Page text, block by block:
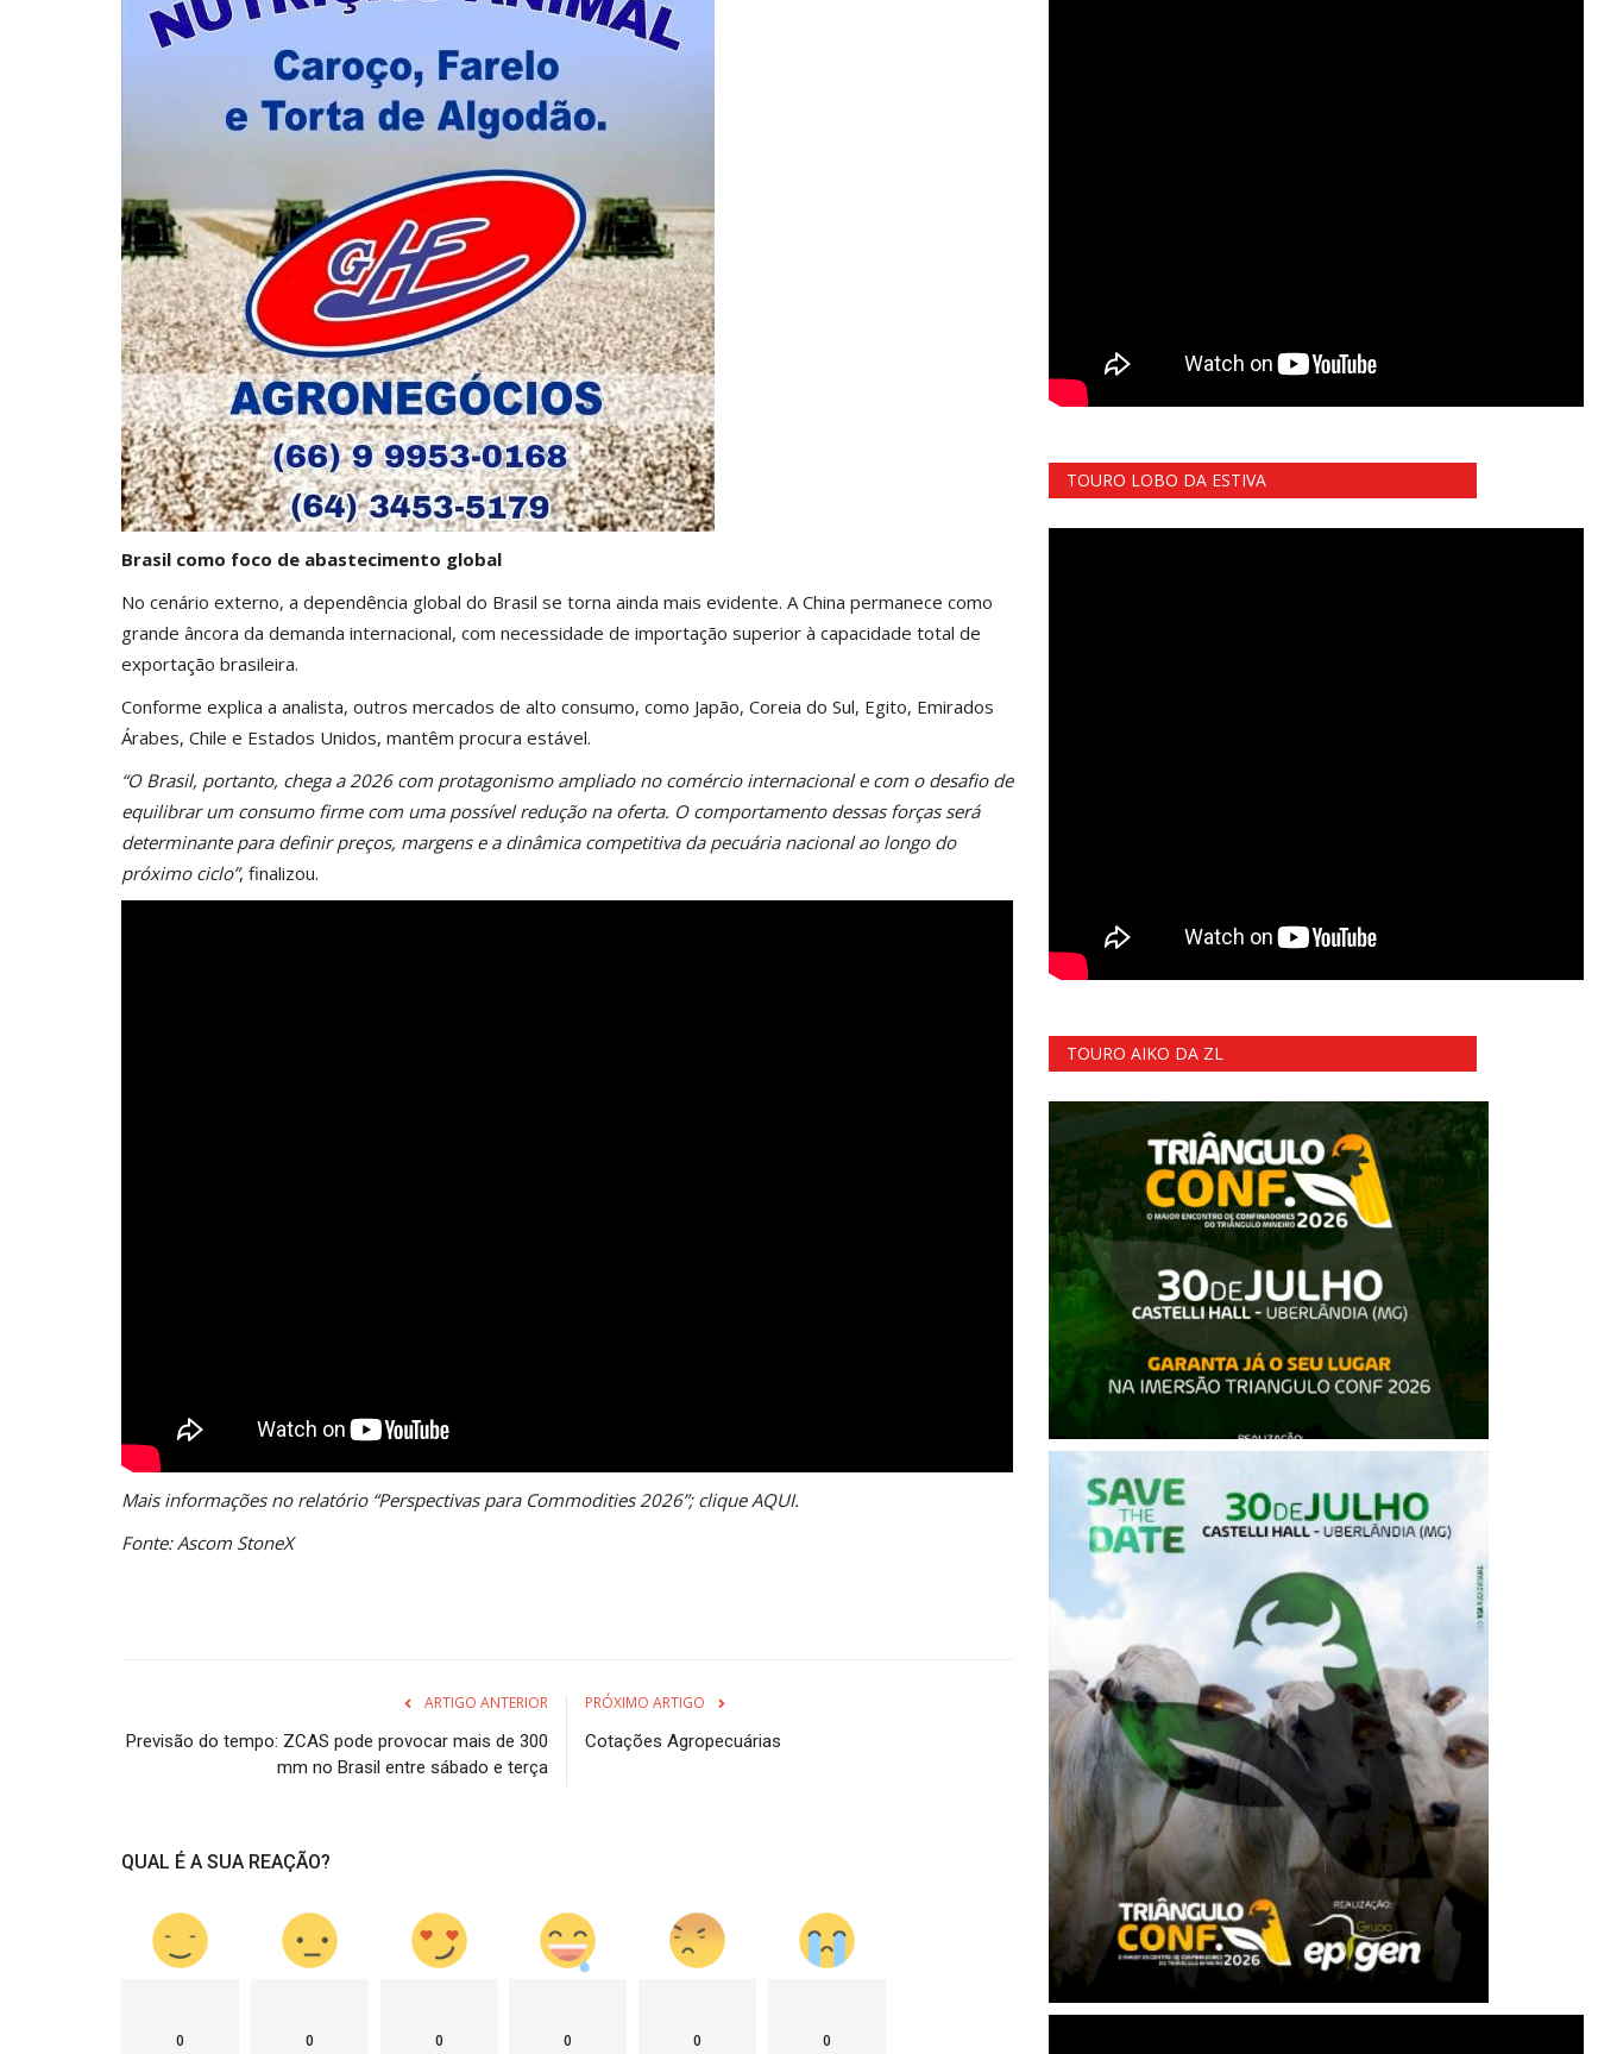
Brasil como foco de abastecimento global
No cenário externo, a dependência global do Brasil se torna ainda mais evidente. A China permanece como
grande âncora da demanda internacional, com necessidade de importação superior à capacidade total de
exportação brasileira.
Conforme explica a analista, outros mercados de alto consumo, como Japão, Coreia do Sul, Egito, Emirados
Árabes, Chile e Estados Unidos, mantêm procura estável.
“O Brasil, portanto, chega a 2026 com protagonismo ampliado no comércio internacional e com o desafio de
equilibrar um consumo firme com uma possível redução na oferta. O comportamento dessas forças será
determinante para definir preços, margens e a dinâmica competitiva da pecuária nacional ao longo do
próximo ciclo”, finalizou.
Mais informações no relatório “Perspectivas para Commodities 2026”; clique AQUI.
Fonte: Ascom StoneX
ARTIGO ANTERIOR
Previsão do tempo: ZCAS pode provocar mais de 300
mm no Brasil entre sábado e terça
PRÓXIMO ARTIGO
Cotações Agropecuárias
QUAL É A SUA REAÇÃO?
0 0 0 0 0 0
TOURO LOBO DA ESTIVA
TOURO AIKO DA ZL